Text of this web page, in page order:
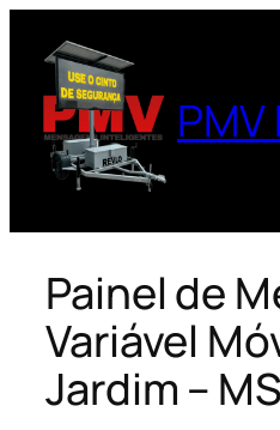
para
conteúdo
PMV
Painel de
Variável
Jardim – MS